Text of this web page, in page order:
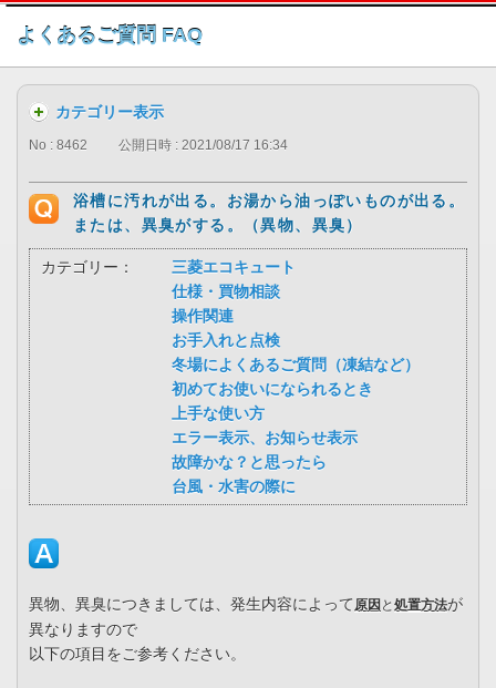
このページの本文へ
よくあるご質問 FAQ
カテゴリー表示
No : 8462 公開日時 : 2021/08/17 16:34
浴槽に汚れが出る。お湯から油っぽいものが出る。
または、異臭がする。（異物、異臭）
カテゴリー：
三菱エコキュート
仕様・買物相談
操作関連
お手入れと点検
冬場によくあるご質問（凍結など）
初めてお使いになられるとき
上手な使い方
エラー表示、お知らせ表示
故障かな？と思ったら
台風・水害の際に
異物、異臭につきましては、発生内容によって 原因 と 処置方法が
異なりますので
以下の項目をご参考ください。